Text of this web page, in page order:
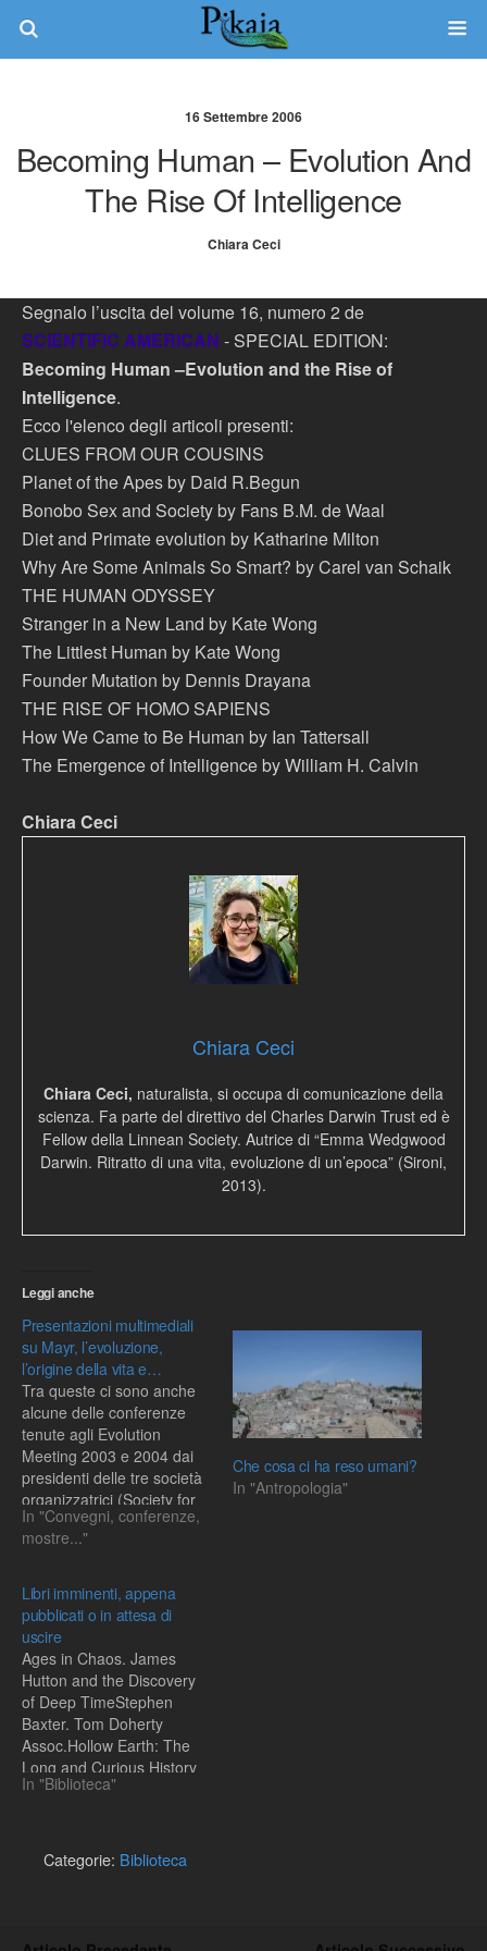
16 Settembre 2006
Becoming Human – Evolution And
The Rise Of Intelligence
Chiara Ceci
Segnalo l’uscita del volume 16, numero 2 de
SCIENTIFIC AMERICAN - SPECIAL EDITION:
Becoming Human –Evolution and the Rise of
Intelligence.
Ecco l'elenco degli articoli presenti:
CLUES FROM OUR COUSINS
Planet of the Apes by Daid R.Begun
Bonobo Sex and Society by Fans B.M. de Waal
Diet and Primate evolution by Katharine Milton
Why Are Some Animals So Smart? by Carel van Schaik
THE HUMAN ODYSSEY
Stranger in a New Land by Kate Wong
The Littlest Human by Kate Wong
Founder Mutation by Dennis Drayana
THE RISE OF HOMO SAPIENS
How We Came to Be Human by Ian Tattersall
The Emergence of Intelligence by William H. Calvin
Chiara Ceci
Chiara Ceci
Chiara Ceci, naturalista, si occupa di comunicazione della
scienza. Fa parte del direttivo del Charles Darwin Trust ed è
Fellow della Linnean Society. Autrice di “Emma Wedgwood
Darwin. Ritratto di una vita, evoluzione di un’epoca” (Sironi,
2013).
Leggi anche
Presentazioni multimediali
su Mayr, l’evoluzione,
l’origine della vita e…
Tra queste ci sono anche
alcune delle conferenze
tenute agli Evolution
Meeting 2003 e 2004 dai
presidenti delle tre società
organizzatrici (Society for
the Study of Evolution,
Society of Systematic
Society of Naturalists), la
celebrazione del
centenario della nascita di
E. Mayr (Ernst Mayr
Centenary Celebration )
e…
In "Convegni, conferenze,
mostre..."
Che cosa ci ha reso umani?
In "Antropologia"
Libri imminenti, appena
pubblicati o in attesa di
uscire
Ages in Chaos. James
Hutton and the Discovery
of Deep TimeStephen
Baxter. Tom Doherty
Assoc.Hollow Earth: The
Long and Curious History
of Imagining Strange
Civilizations, and
Marvelous Machines Below
2006Evolution and the
In "Biblioteca"
Categorie: Biblioteca